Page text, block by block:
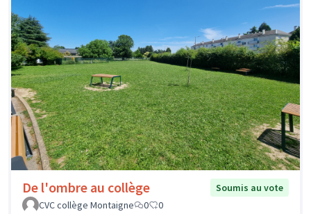
De l'ombre au collège
Soumis au vote
CVC collège Montaigne
0 0